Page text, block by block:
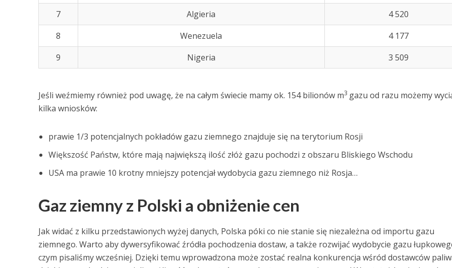
7
Algieria
4 520
8
Wenezuela
4 177
9
Nigeria 3 509
Jeśli weźmiemy również pod uwagę, że na całym świecie mamy ok. 154 bilionów m3 gazu od razu możemy
kilka wniosków:
prawie 1/3 potencjalnych pokładów gazu ziemnego znajduje się na terytorium Rosji
Większość Państw, które mają największą ilość złóż gazu pochodzi z obszaru Bliskiego Wschodu
USA ma prawie 10 krotny mniejszy potencjał wydobycia gazu ziemnego niż Rosja…
Gaz ziemny z Polski a obniżenie cen
Jak widać z kilku przedstawionych wyżej danych, Polska póki co nie stanie się niezależna od importu gazu
ziemnego. Warto aby dywersyfikować źródła pochodzenia dostaw, a także rozwijać wydobycie gazu
czym pisaliśmy wcześniej. Dzięki temu wprowadzona może zostać realna konkurencja wśród dostawców